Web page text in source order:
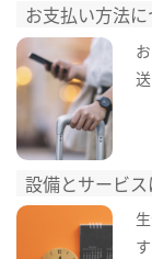
お支払い方法に
設備とサービ